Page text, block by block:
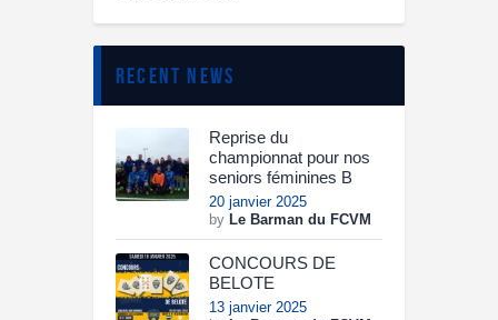
recent news
Reprise du
championnat pour nos
seniors féminines B
20 janvier 2025
by Le Barman du FCVM
CONCOURS DE
BELOTE
13 janvier 2025